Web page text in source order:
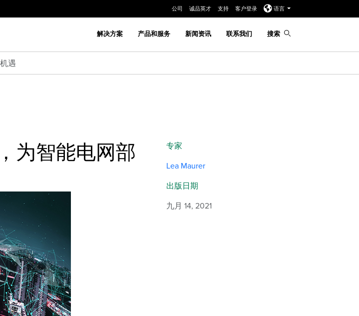
公司 诚品英才 支持 客户登录 语言
解决方案 产品和服务 新闻资讯 联系我们 搜索
遇
为智能电网部
专家
Lea Maurer
出版日期
九月 14, 2021